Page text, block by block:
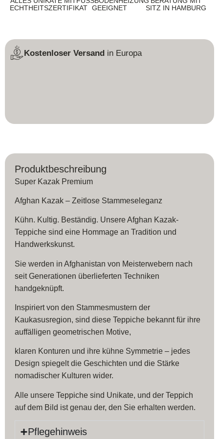
ECHTHEITSZERTIFIKAT EEIGNET
SITZ IN HAMBURG
Kostenloser Versand in Europa
Produktbeschreibung
Super Kazak Premium
Afghan Kazak – Zeitlose Stammeseleganz
Kühn. Kultig. Beständig. Unsere Afghan Kazak-
Teppiche sind eine Hommage an Tradition und
Handwerkskunst.
Sie werden in Afghanistan von Meisterwebern nach
seit Generationen überlieferten Techniken
handgeknüpft.
Inspiriert von den Stammesmustern der
Kaukasusregion, sind diese Teppiche bekannt für ihre
auffälligen geometrischen Motive,
klaren Konturen und ihre kühne Symmetrie – jedes
Design spiegelt die Geschichten und die Stärke
nomadischer Kulturen wider.
Alle unsere Teppiche sind Unikate, und der Teppich
auf dem Bild ist genau der, den Sie erhalten werden.
Pflegehinweis